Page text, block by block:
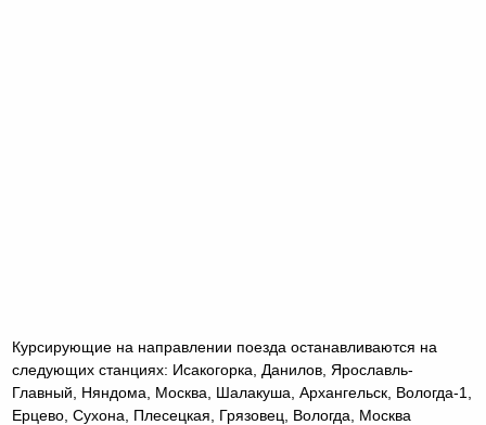
Курсирующие на направлении поезда останавливаются на
следующих станциях: Исакогорка, Данилов, Ярославль-
Главный, Няндома, Москва, Шалакуша, Архангельск, Вологда-1,
Ерцево, Сухона, Плесецкая, Грязовец, Вологда, Москва